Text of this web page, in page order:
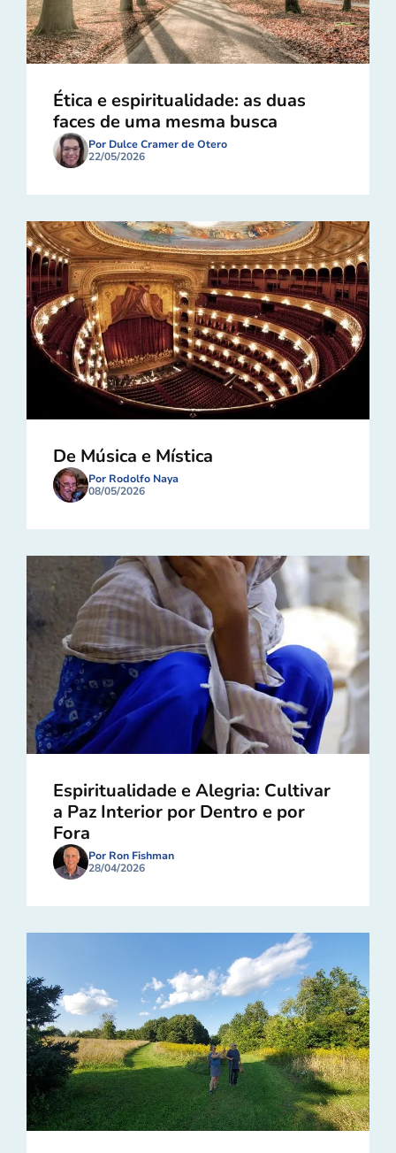
Ética e espiritualidade: as duas
faces de uma mesma busca
Por Dulce Cramer de Otero
22/05/2026
De Música e Mística
Por Rodolfo Naya
08/05/2026
Espiritualidade e Alegria: Cultivar
a Paz Interior por Dentro e por
Fora
Por Ron Fishman
28/04/2026